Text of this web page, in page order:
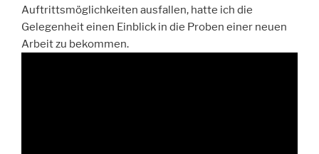
Auftrittsmöglichkeiten ausfallen, hatte ich die
Gelegenheit einen Einblick in die Proben einer neuen
Arbeit zu bekommen.